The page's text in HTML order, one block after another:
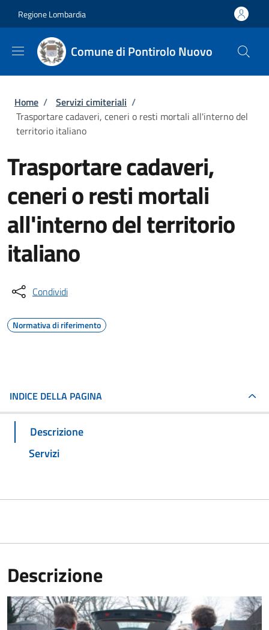
Regione Lombardia
Comune di Pontirolo Nuovo
Briciole di pane
Home / Servizi cimiteriali /
Trasportare cadaveri, ceneri o resti mortali all'interno del
territorio italiano
Trasportare cadaveri,
ceneri o resti mortali
all'interno del territorio
italiano
Condividi
Normativa di riferimento
INDICE DELLA PAGINA
Descrizione
Servizi
Descrizione